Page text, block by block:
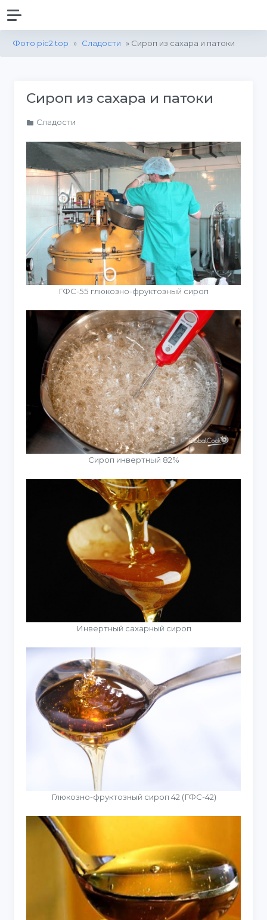
Фото pic2.top » Сладости » Сироп из сахара и патоки
Сироп из сахара и патоки
Сладости
ГФС-55 глюкозно-фруктозный сироп
Сироп инвертный 82%
Инвертный сахарный сироп
Глюкозно-фруктозный сироп 42 (ГФС-42)